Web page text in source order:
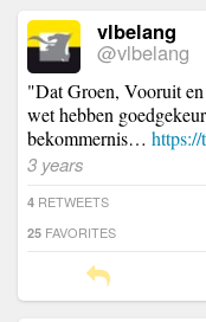
vlbelang
@vlbelang
"Dat Groen, Vooruit
wet hebben
bekommernis…
3 years
4 RETWEETS
25 FAVORITES